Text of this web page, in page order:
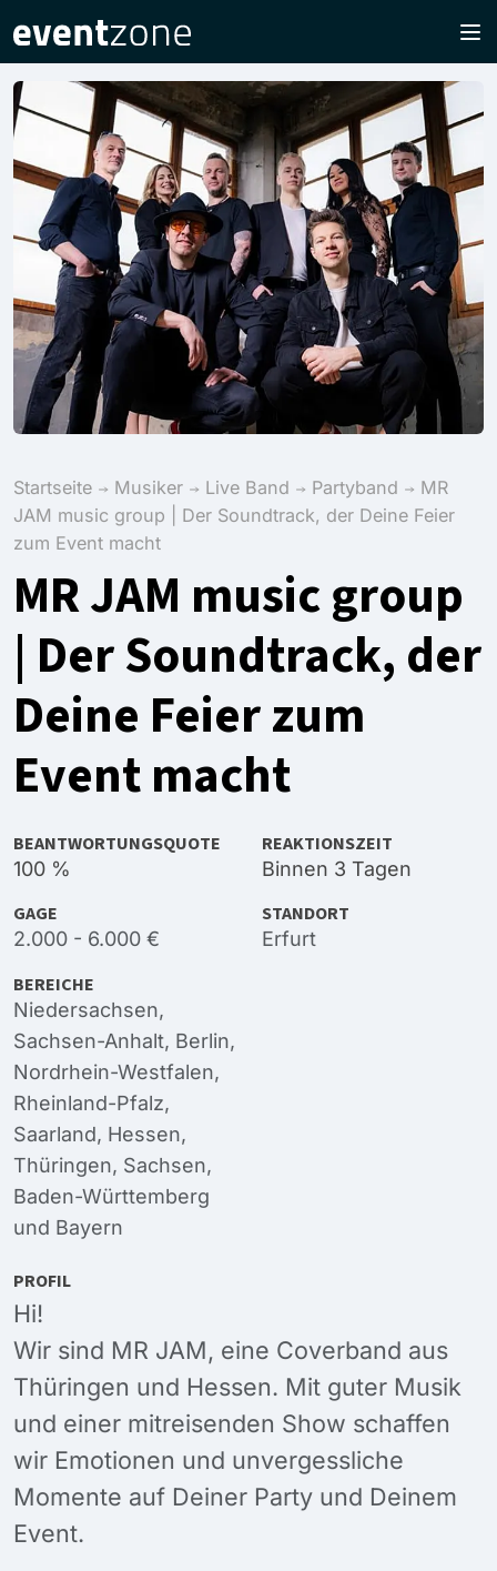
Startseite Musiker Live Band Partyband
MR
JAM music group | Der Soundtrack, der Deine Feier
zum Event macht
MR JAM music group
| Der Soundtrack, der
Deine Feier zum
Event macht
BEANTWORTUNGSQUOTE
100 %
REAKTIONSZEIT
Binnen 3 Tagen
GAGE
2.000 - 6.000 €
STANDORT
Erfurt
BEREICHE
Niedersachsen,
Sachsen-Anhalt, Berlin,
Nordrhein-Westfalen,
Rheinland-Pfalz,
Saarland, Hessen,
Thüringen, Sachsen,
Baden-Württemberg
und Bayern
PROFIL
Hi!
Wir sind MR JAM, eine Coverband aus
Thüringen und Hessen. Mit guter Musik
und einer mitreisenden Show schaffen
wir Emotionen und unvergessliche
Momente auf Deiner Party und Deinem
Event.